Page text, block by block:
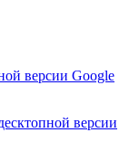
версии Google
версии